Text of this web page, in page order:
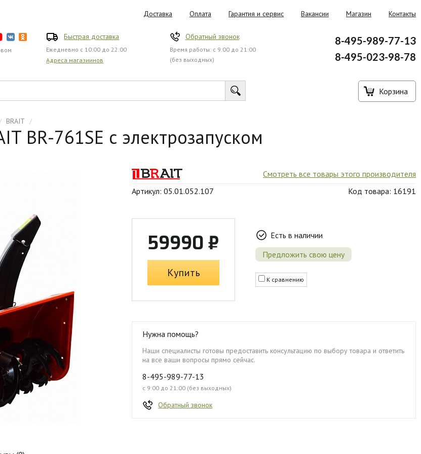
Доставка Оплата Гарантия и сервис Вакансии Магазин Контакты
Быстрая доставка
Ежедневно с 10:00 до 22:00
Адреса магазиинов
Обратный звонок
Время работы: с 9:00 до 21:00
(без выходных)
8-495-989-77-13
8-495-023-98-78
Корзина
BRAIT /
BR-761SE с электрозапуском
Смотреть все товары этого производителя
Артикул: 05.01.052.107
Код товара: 16191
59990 ₽
Купить
Есть в наличии
Предложить свою цену
К сравнению
Нужна помощь?
Наши специалисты готовы предоставить консультацию по выбору товара и ответить
на все ваши вопросы прямо сейчас.
8-495-989-77-13
с 9:00 до 21:00 (без выходных)
Обратный звонок